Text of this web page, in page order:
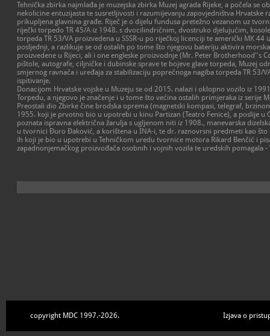
Tehnička zbirka najmlađa je muzejska zbirka Muzej agrada Rijeke, a počela se
nekolicine entuzijasta te susretljivosti i razumijevanju zapovjedništva Hrvatske
prikupljena glavnina građe. Riječ je o dijelu fundusa pretežno vezanom uz
riječki torpedo TR 45/A iz 1948. s dvocilindričnim, dvostruko djelujućim,
torpeda TR 53/VA proizvedena u SSSR-u po riječkoj licenciji te američki MK 44
posljednji, a razlikuje se od ostalih po tome što njegovu bateriju aktivira
proizvedene u Rijeci, ali i one engleske proizvodnje (Mr. Peter Brotherhood''s
pištole, autografe, ciljničke i dubinske sprave te bojeve glave torpeda, Muzej
smjernog ravnača i uređaja za stabilizaciju poprečnoga nagiba torpeda TR 53/
ispitivanje.
Donacijom Hrvatske vojske u Muzeju se od 2015. nalazi i oklopno vozilo iz
Torpedu, a njegovo je značenje i u tome što većina ostalih primjeraka iz serije
Preostali dio Zbirke čine brodska oprema (magnetski kompasi, telegraf,
1955. koji je prvotno bio u upotrebi u kinu Partizan (Teatro Fenice), a poslije u
poznata ispravna električna žarulja s ugljenom niti iz 1908., manevarska
u tvornici Đuro Đaković, a korištena u INA-i, te dr. raznovrsni predmeti kao
ih koji je bio u upotrebi u Tehničkom uredu tvornice motora Rikard Benčić i
zapadnonjemačkog proizvođača osobnih i vojnih vozila te uredskih pomagala -
copyright MDC 1997.-2026. Izjava o